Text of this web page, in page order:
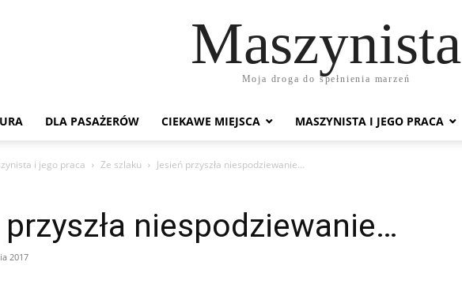
Maszynista
Moja droga do spełnienia marzeń
DLA PASAŻERÓW CIEKAWE MIEJSCA MASZYNISTA I JEGO PRACA
i jego praca Ze szlaku Jesień przyszła niespodziewanie…
niespodziewanie…
2017